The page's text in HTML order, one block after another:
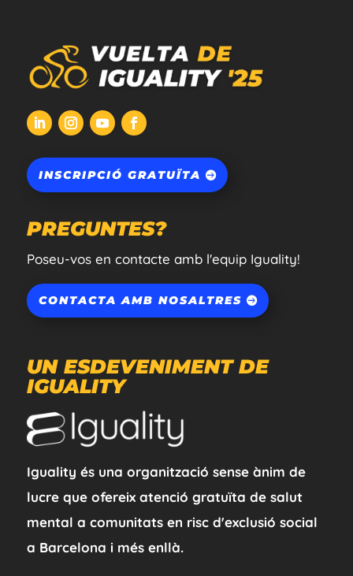
INSCRIPCIÓ GRATUÏTA
PREGUNTES?
Poseu-vos en contacte amb l'equip Iguality!
CONTACTA AMB NOSALTRES
UN ESDEVENIMENT DE
IGUALITY
Iguality és una organització sense ànim de
lucre que ofereix atenció gratuïta de salut
mental a comunitats en risc d'exclusió social
a Barcelona i més enllà.